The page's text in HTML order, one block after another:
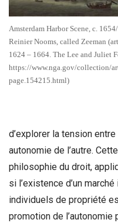
Amsterdam Harbor Scene, c.
Reinier Nooms, called Zeeman
1624 – 1664. The Lee and Juliet
https://www.nga.gov/collection/
page.154215.html)
d’explorer la tension
autonomie de l’autre.
philosophie du droit,
si l’existence d’un
individuels de propriété
promotion de l’autonomie